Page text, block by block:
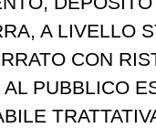
A LIVELLO
CON
PUBBLICO